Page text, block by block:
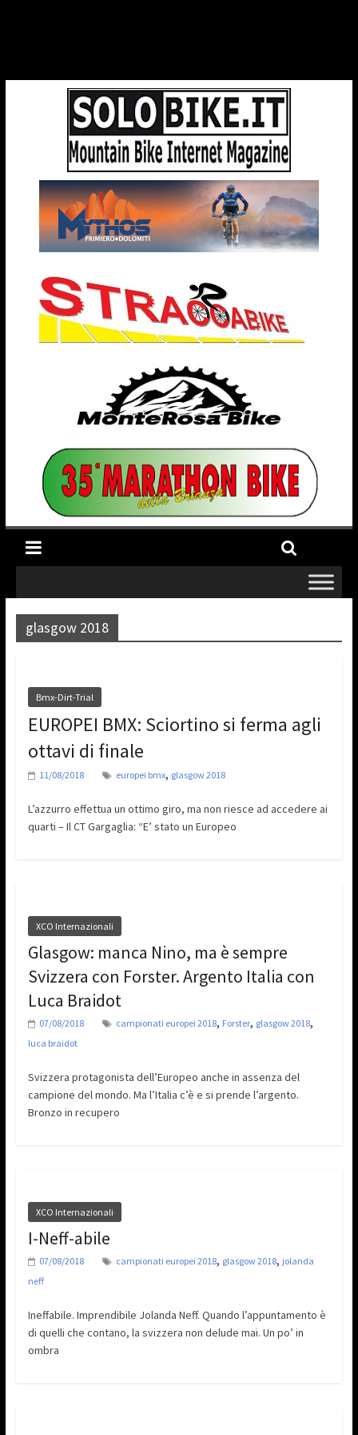
glasgow 2018
Bmx-Dirt-Trial
EUROPEI BMX: Sciortino si ferma agli
ottavi di finale
11/08/2018 europei bmx, glasgow 2018
L’azzurro effettua un ottimo giro, ma non riesce ad accedere ai
quarti – Il CT Gargaglia: “E’ stato un Europeo
XCO Internazionali
Glasgow: manca Nino, ma è sempre
Svizzera con Forster. Argento Italia con
Luca Braidot
07/08/2018 campionati europei 2018, Forster, glasgow 2018,
luca braidot
Svizzera protagonista dell’Europeo anche in assenza del
campione del mondo. Ma l’Italia c’è e si prende l’argento.
Bronzo in recupero
XCO Internazionali
I-Neff-abile
07/08/2018 campionati europei 2018, glasgow 2018, jolanda
neff
Ineffabile. Imprendibile Jolanda Neff. Quando l’appuntamento è
di quelli che contano, la svizzera non delude mai. Un po’ in
ombra